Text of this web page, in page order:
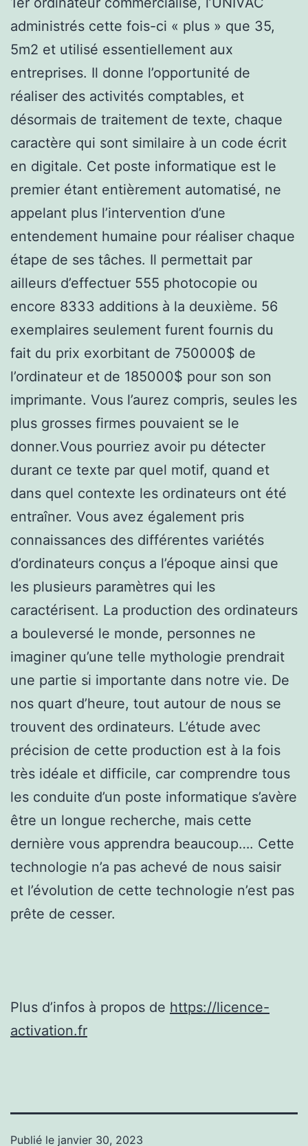
administrés cette fois-ci « plus » que 35,
5m2 et utilisé essentiellement aux
entreprises. Il donne l’opportunité de
réaliser des activités comptables, et
désormais de traitement de texte, chaque
caractère qui sont similaire à un code écrit
en digitale. Cet poste informatique est le
premier étant entièrement automatisé, ne
appelant plus l’intervention d’une
entendement humaine pour réaliser chaque
étape de ses tâches. Il permettait par
ailleurs d’effectuer 555 photocopie ou
encore 8333 additions à la deuxième. 56
exemplaires seulement furent fournis du
fait du prix exorbitant de 750000$ de
l’ordinateur et de 185000$ pour son son
imprimante. Vous l’aurez compris, seules les
plus grosses firmes pouvaient se le
donner.Vous pourriez avoir pu détecter
durant ce texte par quel motif, quand et
dans quel contexte les ordinateurs ont été
entraîner. Vous avez également pris
connaissances des différentes variétés
d’ordinateurs conçus a l’époque ainsi que
les plusieurs paramètres qui les
caractérisent. La production des ordinateurs
a bouleversé le monde, personnes ne
imaginer qu’une telle mythologie prendrait
une partie si importante dans notre vie. De
nos quart d’heure, tout autour de nous se
trouvent des ordinateurs. L’étude avec
précision de cette production est à la fois
très idéale et difficile, car comprendre tous
les conduite d’un poste informatique s’avère
être un longue recherche, mais cette
dernière vous apprendra beaucoup…. Cette
technologie n’a pas achevé de nous saisir
et l’évolution de cette technologie n’est pas
prête de cesser.
Plus d’infos à propos de https://licence-
activation.fr
Publié le janvier 30, 2023